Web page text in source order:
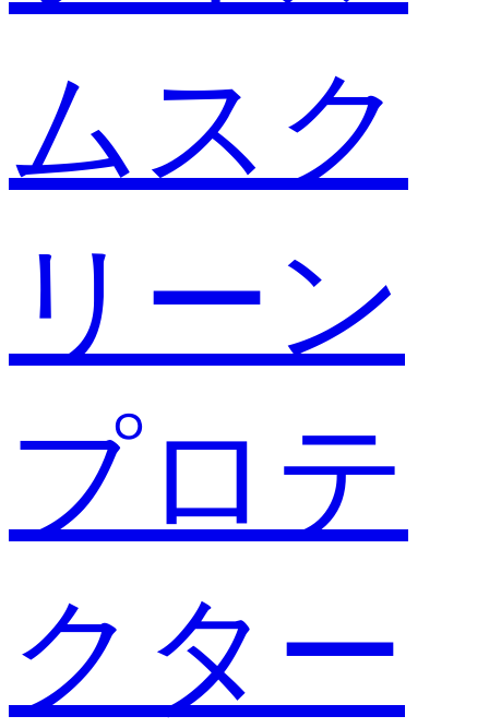
ムスク
リーン
プロテ
クター